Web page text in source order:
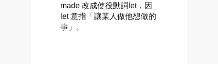
made 改成使役動詞let，因
let 意指「讓某人做他想做的
事」。